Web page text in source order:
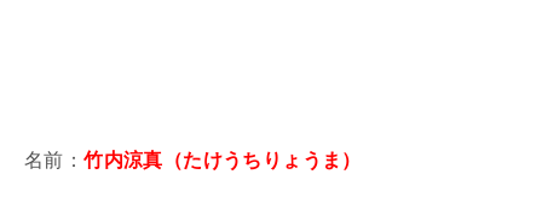
名前：竹内涼真（たけうちりょうま）